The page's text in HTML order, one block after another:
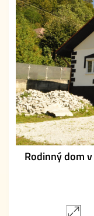
Rodinný dom